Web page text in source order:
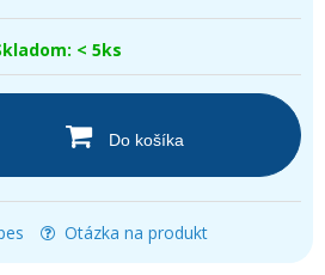
< 5ks
Do košíka
Otázka na produkt